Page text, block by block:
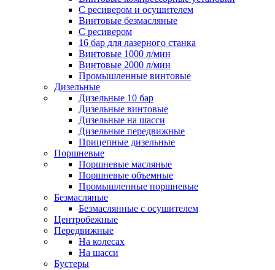
C ресивером и осушителем
Винтовые безмасляные
C ресивером
16 бар для лазерного станка
Винтовые 1000 л/мин
Винтовые 2000 л/мин
Промышленные винтовые
Дизельные
Дизельные 10 бар
Дизельные винтовые
Дизельные на шасси
Дизельные передвижные
Прицепные дизельные
Поршневые
Поршневые масляные
Поршневые объемные
Промышленные поршневые
Безмасляные
Безмаслянные с осушителем
Центробежные
Передвижные
На колесах
На шасси
Бустеры